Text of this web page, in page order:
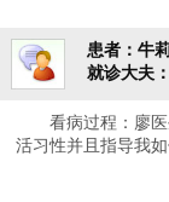
患者：牛
就诊大夫
看病过程：廖
活习性并且指导我